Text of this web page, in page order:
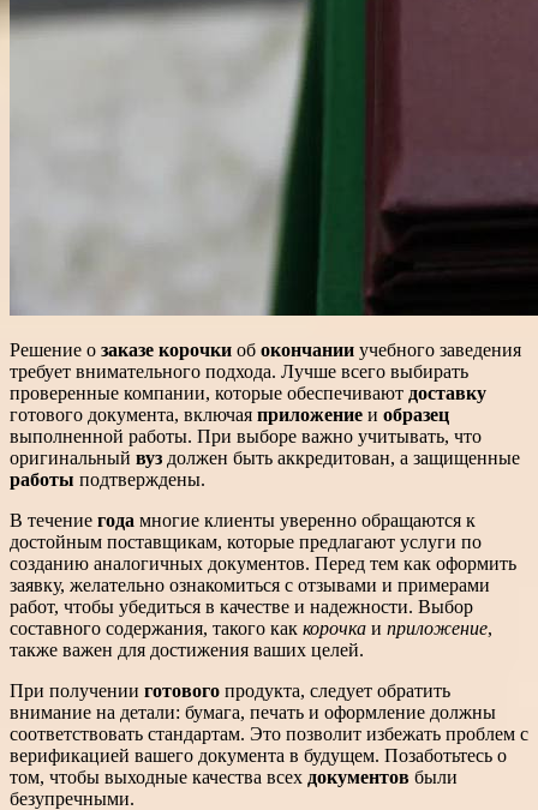
Решение о заказе корочки об окончании учебного заведения
требует внимательного подхода. Лучше всего выбирать
проверенные компании, которые обеспечивают доставку
готового документа, включая приложение и образец
выполненной работы. При выборе важно учитывать, что
оригинальный вуз должен быть аккредитован, а защищенные
работы подтверждены.
В течение года многие клиенты уверенно обращаются к
достойным поставщикам, которые предлагают услуги по
созданию аналогичных документов. Перед тем как оформить
заявку, желательно ознакомиться с отзывами и примерами
работ, чтобы убедиться в качестве и надежности. Выбор
составного содержания, такого как корочка и приложение,
также важен для достижения ваших целей.
При получении готового продукта, следует обратить
внимание на детали: бумага, печать и оформление должны
соответствовать стандартам. Это позволит избежать проблем с
верификацией вашего документа в будущем. Позаботьтесь о
том, чтобы выходные качества всех документов были
безупречными.